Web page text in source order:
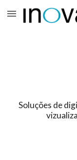
Skip to main content
Soluções de